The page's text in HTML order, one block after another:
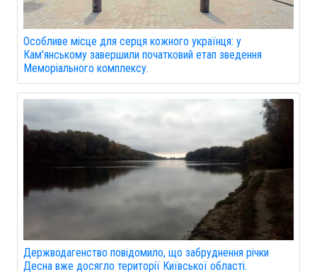
Особливе місце для серця кожного українця: у
Кам'янському завершили початковий етап зведення
Меморіального комплексу.
Держводагенство повідомило, що забруднення річки
Десна вже досягло території Київської області.